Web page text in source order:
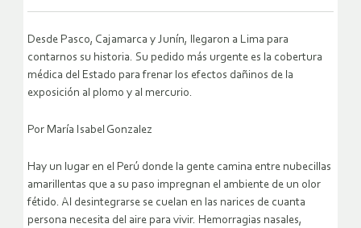
Desde Pasco, Cajamarca y Junín, llegaron a Lima para
contarnos su historia. Su pedido más urgente es la cobertura
médica del Estado para frenar los efectos dañinos de la
exposición al plomo y al mercurio.
Por María Isabel Gonzalez
Hay un lugar en el Perú donde la gente camina entre nubecillas
amarillentas que a su paso impregnan el ambiente de un olor
fétido. Al desintegrarse se cuelan en las narices de cuanta
persona necesita del aire para vivir. Hemorragias nasales,